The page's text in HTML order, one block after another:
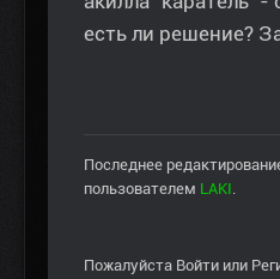
есть ли решение?
Последнее
пользователем LAKI.
Пожалуйста Войти или